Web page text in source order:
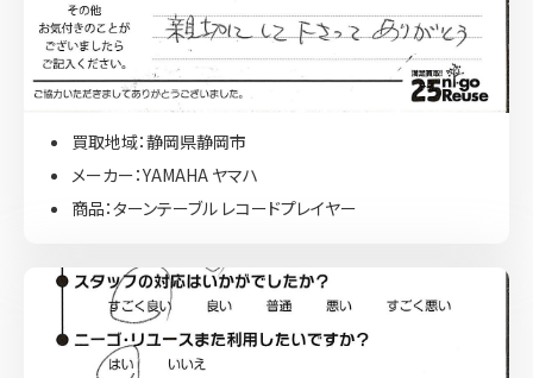
買取地域：静岡県静岡市
メーカー：YAMAHA ヤマハ
商品：ターンテーブル レコードプレイヤー